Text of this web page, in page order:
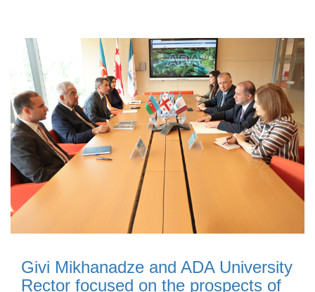
Givi Mikhanadze and ADA University
Rector focused on the prospects of